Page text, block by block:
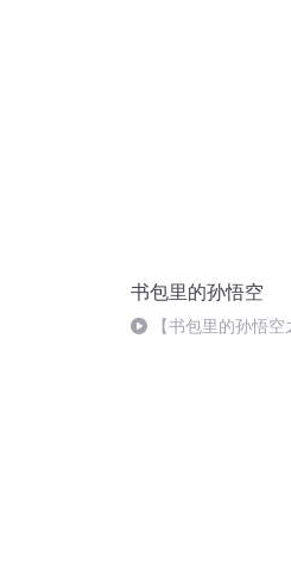
书包里的孙悟空
【书包里的孙悟